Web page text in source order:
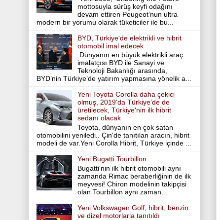
mottosuyla sürüş keyfi odağını
devam ettiren Peugeot’nun ultra
modern bir yorumu olarak tüketiciler ile bu...
BYD, Türkiye'de elektrikli ve hibrit
otomobil imal edecek
Dünyanın en büyük elektrikli araç
imalatçısı BYD ile Sanayi ve
Teknoloji Bakanlığı arasında,
BYD’nin Türkiye’de yatırım yapmasına yönelik a...
Yeni Toyota Corolla daha çekici
olmuş, 2019'da Türkiye'de de
üretilecek, Türkiye'nin ilk hibrit
sedanı olacak
Toyota, dünyanın en çok satan
otomobilini yeniledi.. Çin'de tanıtılan aracın, hibrit
modeli de var.Yeni Corolla Hibrit, Türkiye içinde ...
Yeni Bugatti Tourbillon
Bugatti'nin ilk hibrit otomobili aynı
zamanda Rimac beraberliğinin de ilk
meyvesi! Chiron modelinin takipçisi
olan Tourbillon aynı zaman...
Yeni Volkswagen Golf; hibrit, benzin
ve dizel motorlarla tanıtıldı